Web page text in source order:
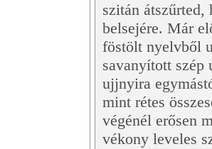
szitán átszűrted,
belsejére. Már
föstölt nyelvből
savanyított
ujjnyira
mint rétes
végénél erősen
vékony leveles